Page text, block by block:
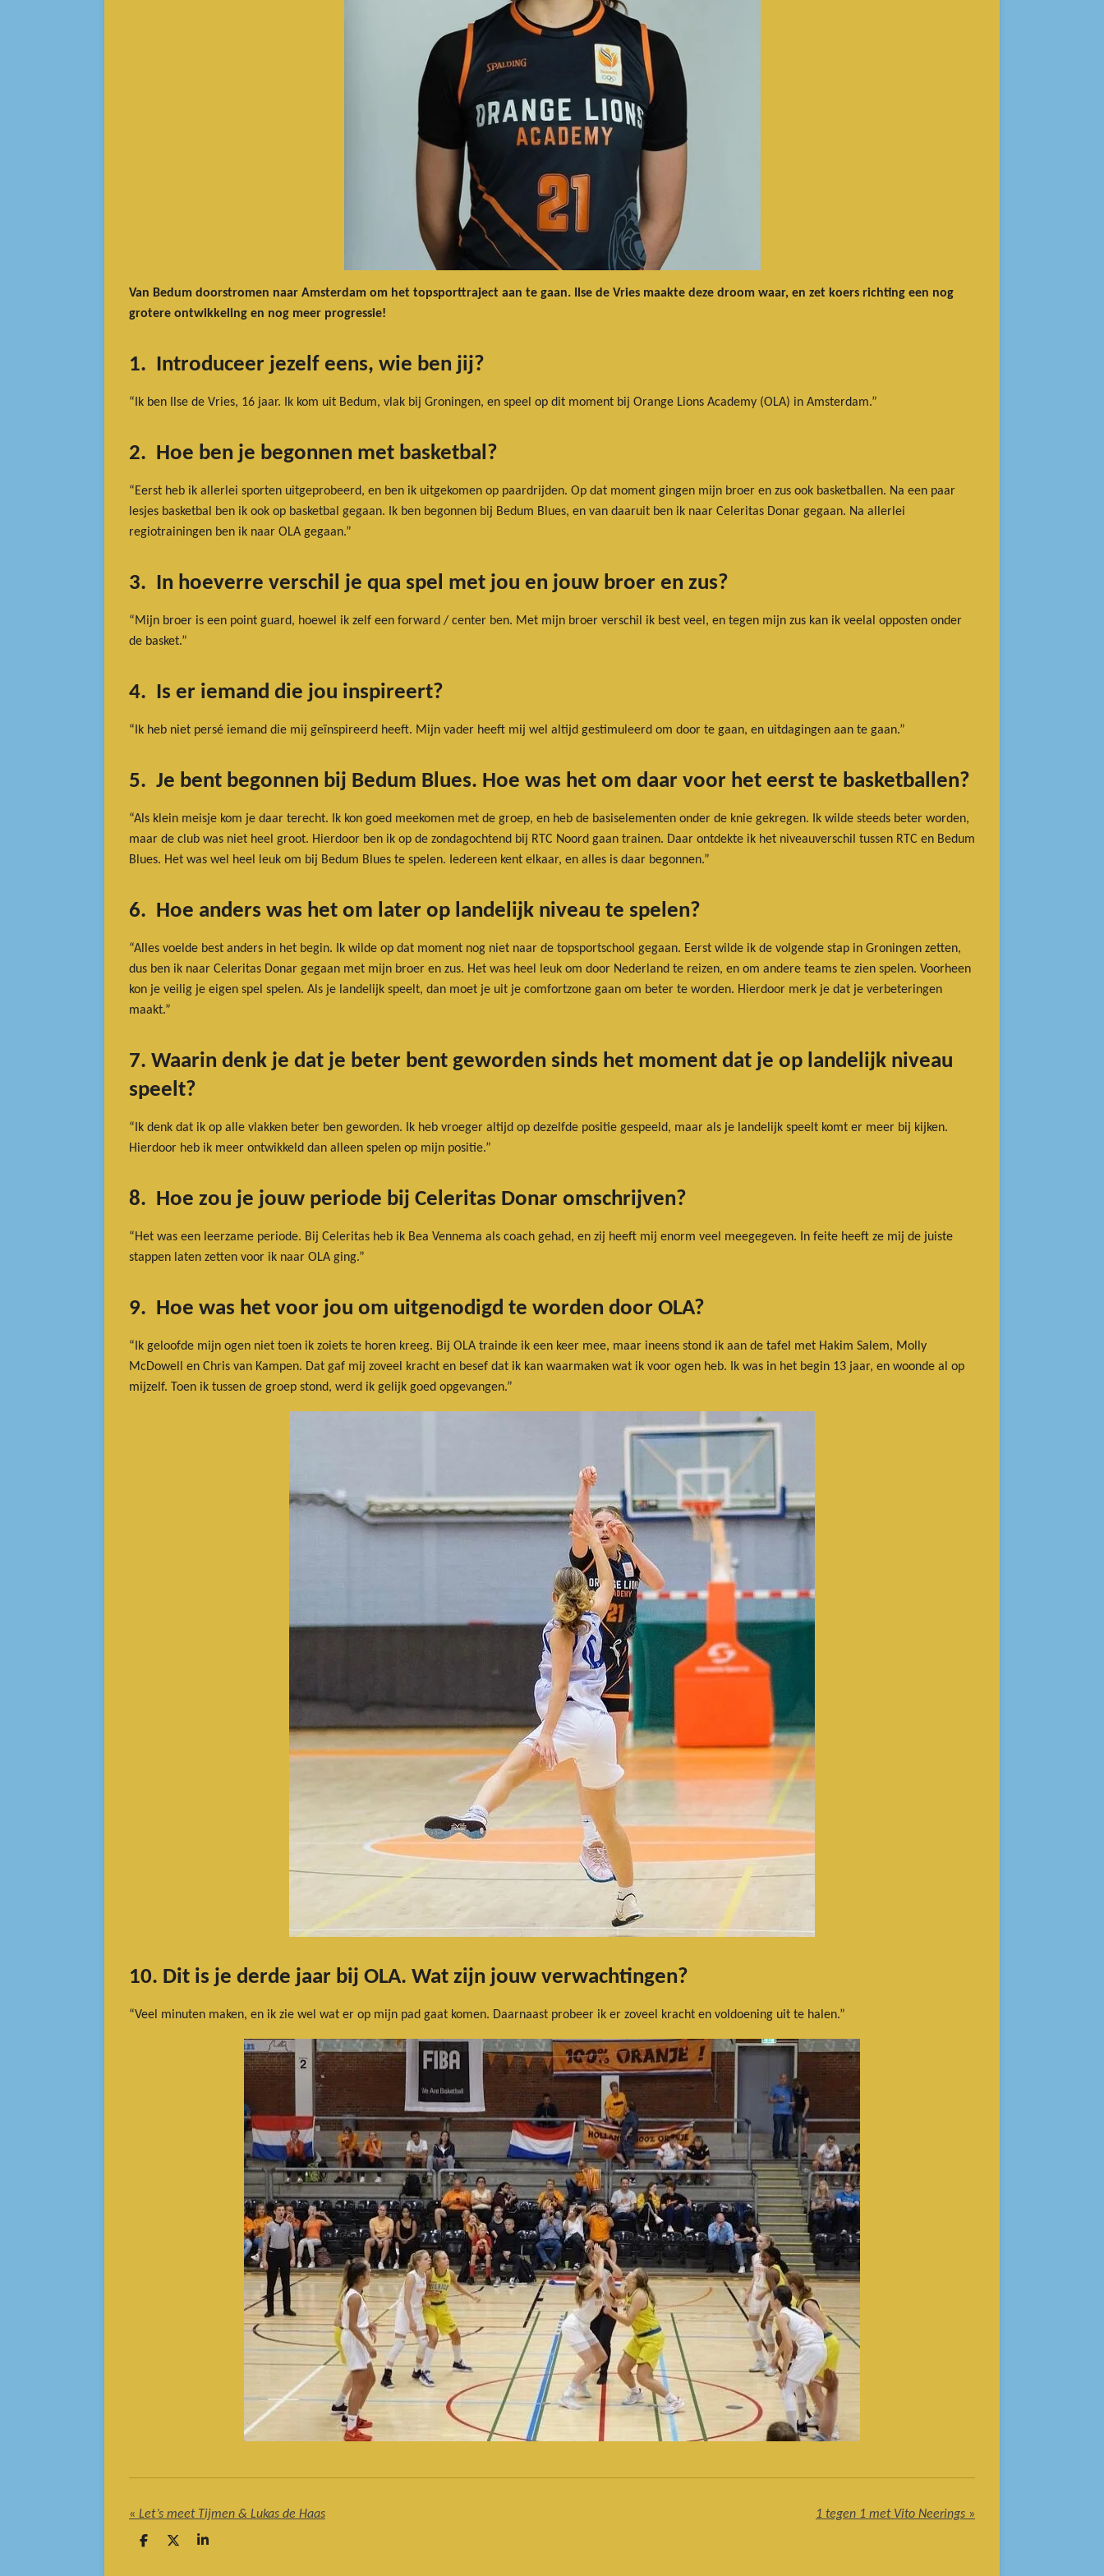
Van Bedum doorstromen naar Amsterdam om het topsporttraject aan te gaan. Ilse de Vries maakte deze droom waar, en zet koers richting een nog
grotere ontwikkeling en nog meer progressie!
1. Introduceer jezelf eens, wie ben jij?
“Ik ben Ilse de Vries, 16 jaar. Ik kom uit Bedum, vlak bij Groningen, en speel op dit moment bij Orange Lions Academy (OLA) in Amsterdam.”
2. Hoe ben je begonnen met basketbal?
“Eerst heb ik allerlei sporten uitgeprobeerd, en ben ik uitgekomen op paardrijden. Op dat moment gingen mijn broer en zus ook basketballen. Na een paar
lesjes basketbal ben ik ook op basketbal gegaan. Ik ben begonnen bij Bedum Blues, en van daaruit ben ik naar Celeritas Donar gegaan. Na allerlei
regiotrainingen ben ik naar OLA gegaan.”
3. In hoeverre verschil je qua spel met jou en jouw broer en zus?
“Mijn broer is een point guard, hoewel ik zelf een forward / center ben. Met mijn broer verschil ik best veel, en tegen mijn zus kan ik veelal opposten onder
de basket.”
4. Is er iemand die jou inspireert?
“Ik heb niet persé iemand die mij geïnspireerd heeft. Mijn vader heeft mij wel altijd gestimuleerd om door te gaan, en uitdagingen aan te gaan.”
5. Je bent begonnen bij Bedum Blues. Hoe was het om daar voor het eerst te basketballen?
“Als klein meisje kom je daar terecht. Ik kon goed meekomen met de groep, en heb de basiselementen onder de knie gekregen. Ik wilde steeds beter worden,
maar de club was niet heel groot. Hierdoor ben ik op de zondagochtend bij RTC Noord gaan trainen. Daar ontdekte ik het niveauverschil tussen RTC en Bedum
Blues. Het was wel heel leuk om bij Bedum Blues te spelen. Iedereen kent elkaar, en alles is daar begonnen.”
6. Hoe anders was het om later op landelijk niveau te spelen?
“Alles voelde best anders in het begin. Ik wilde op dat moment nog niet naar de topsportschool gegaan. Eerst wilde ik de volgende stap in Groningen zetten,
dus ben ik naar Celeritas Donar gegaan met mijn broer en zus. Het was heel leuk om door Nederland te reizen, en om andere teams te zien spelen. Voorheen
kon je veilig je eigen spel spelen. Als je landelijk speelt, dan moet je uit je comfortzone gaan om beter te worden. Hierdoor merk je dat je verbeteringen
maakt.”
7. Waarin denk je dat je beter bent geworden sinds het moment dat je op landelijk niveau
speelt?
“Ik denk dat ik op alle vlakken beter ben geworden. Ik heb vroeger altijd op dezelfde positie gespeeld, maar als je landelijk speelt komt er meer bij kijken.
Hierdoor heb ik meer ontwikkeld dan alleen spelen op mijn positie.”
8. Hoe zou je jouw periode bij Celeritas Donar omschrijven?
“Het was een leerzame periode. Bij Celeritas heb ik Bea Vennema als coach gehad, en zij heeft mij enorm veel meegegeven. In feite heeft ze mij de juiste
stappen laten zetten voor ik naar OLA ging.”
9. Hoe was het voor jou om uitgenodigd te worden door OLA?
“Ik geloofde mijn ogen niet toen ik zoiets te horen kreeg. Bij OLA trainde ik een keer mee, maar ineens stond ik aan de tafel met Hakim Salem, Molly
McDowell en Chris van Kampen. Dat gaf mij zoveel kracht en besef dat ik kan waarmaken wat ik voor ogen heb. Ik was in het begin 13 jaar, en woonde al op
mijzelf. Toen ik tussen de groep stond, werd ik gelijk goed opgevangen.”
10. Dit is je derde jaar bij OLA. Wat zijn jouw verwachtingen?
“Veel minuten maken, en ik zie wel wat er op mijn pad gaat komen. Daarnaast probeer ik er zoveel kracht en voldoening uit te halen.”
« Let’s meet Tijmen & Lukas de Haas 1 tegen 1 met Vito Neerings »
D
D
S